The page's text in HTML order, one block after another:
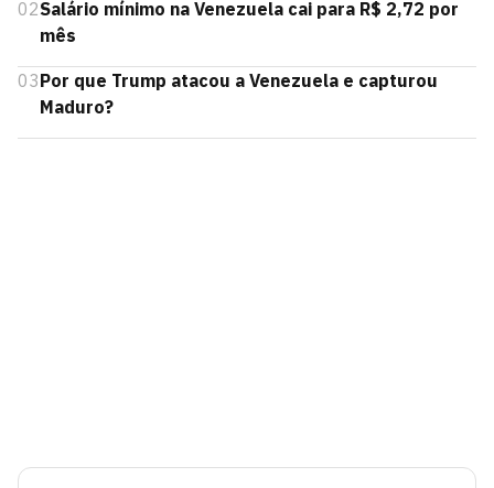
02Salário mínimo na Venezuela cai para R$ 2,72 por
mês
03Por que Trump atacou a Venezuela e capturou
Maduro?